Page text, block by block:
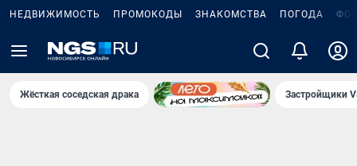
НЕДВИЖИМОСТЬ ПРОМОКОДЫ ЗНАКОМСТВА ПОГОДА
Жёсткая соседская драка Застройщики